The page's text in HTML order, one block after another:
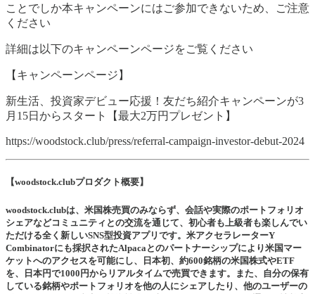
ことでしか本キャンペーンにはご参加できないため、ご注意
ください
詳細は以下のキャンペーンページをご覧ください
【キャンペーンページ】
新生活、投資家デビュー応援！友だち紹介キャンペーンが3
月15日からスタート【最大2万円プレゼント】
https://woodstock.club/press/referral-campaign-investor-debut-2024
【woodstock.clubプロダクト概要】
woodstock.clubは、米国株売買のみならず、会話や実際のポートフォリオ
シェアなどコミュニティとの交流を通じて、初心者も上級者も楽しんでい
ただける全く新しいSNS型投資アプリです。米アクセラレーターY
Combinatorにも採択されたAlpacaとのパートナーシップにより米国マー
ケットへのアクセスを可能にし、日本初、約600銘柄の米国株式やETF
を、日本円で1000円からリアルタイムで売買できます。また、自分の保有
している銘柄やポートフォリオを他の人にシェアしたり、他のユーザーの